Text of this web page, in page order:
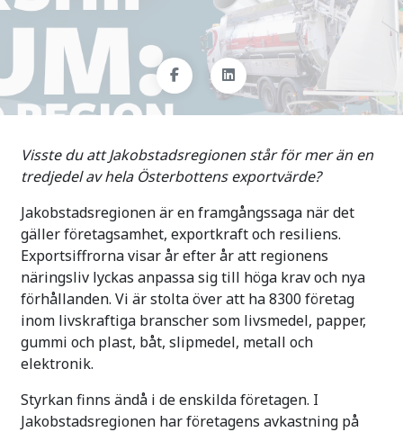
Visste du att Jakobstadsregionen står för mer än en
tredjedel av hela Österbottens exportvärde?
Jakobstadsregionen är en framgångssaga när det
gäller företagsamhet, exportkraft och resiliens.
Exportsiffrorna visar år efter år att regionens
näringsliv lyckas anpassa sig till höga krav och nya
förhållanden. Vi är stolta över att ha 8300 företag
inom livskraftiga branscher som livsmedel, papper,
gummi och plast, båt, slipmedel, metall och
elektronik.
Styrkan finns ändå i de enskilda företagen. I
Jakobstadsregionen har företagens avkastning på